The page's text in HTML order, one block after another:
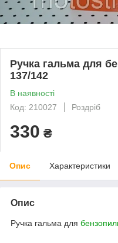
Ручка гальма для
137/142
В наявності
Код: 210027
Роздріб
330 ₴
Опис Характеристики
Опис
Ручка гальма для